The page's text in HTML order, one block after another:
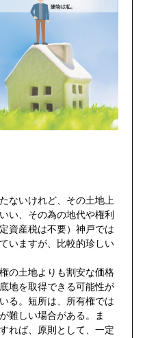
管理業って面白い
ないけれど、その土地上
い、その為の地代や権利
資産税は不要）神戸では
いますが、比較的珍しい
の土地よりも割安な価格
地を取得できる可能性が
る。短所は、所有権では
難しい場合がある。ま
れば、原則として、一定